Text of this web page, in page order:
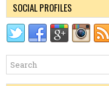
SOCIAL PROFILES